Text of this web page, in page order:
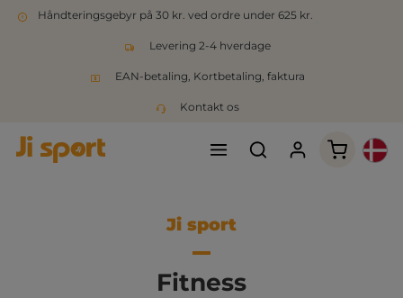
Håndteringsgebyr på 30 kr. ved ordre under 625 kr.
Levering 2-4 hverdage
EAN-betaling, Kortbetaling, faktura
Kontakt os
Ji sport
Fitness